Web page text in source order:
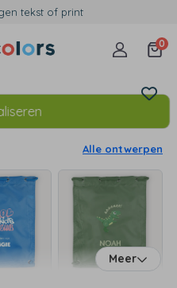
tekst of print
0
Alle ontwerpen
Meer